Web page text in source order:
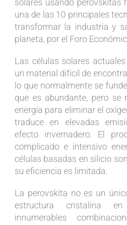
solares usando perovskitas
una de las 10 principales
transformar la industria y
planeta, por el Foro
Las células solares
un material difícil de
lo que normalmente se
que es abundante, pero se
energía para eliminar el
traduce en elevadas
efecto invernadero. El
complicado e intensivo
células basadas en silicio
su eficiencia es limitada.
La perovskita no es un
estructura cristalina
innumerables